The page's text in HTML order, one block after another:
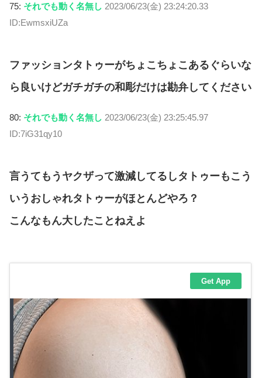
75: それでも動く名無し 2023/06/23(金) 23:24:20.33
ID:EwmsxiUZa
ファッションタトゥーがちょこちょこあるぐらいな
ら良いけどガチガチの和彫だけは勘弁してください
80: それでも動く名無し 2023/06/23(金) 23:25:45.97
ID:7iG31qy10
言うてもうヤクザって激減してるしタトゥーもこう
いうおしゃれタトゥーがほとんどやろ？
こんなもん大したことねえよ